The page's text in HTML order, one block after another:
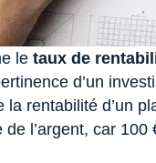
le taux de
d’un
rentabilité d’un
l’argent, car